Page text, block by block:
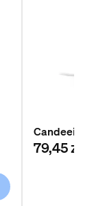
Candeeiro
79,45 zł